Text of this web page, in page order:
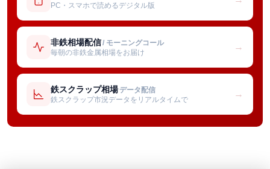
PC・スマホで読めるデジタル版
非鉄相場配信/ モーニングコール
毎朝の非鉄金属相場をお届け
→
鉄スクラップ相場 データ配信
鉄スクラップ市況データをリアルタイムで
→